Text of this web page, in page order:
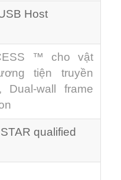
Host
™ cho vật
tiện truyền
Dual-wall frame
qualified